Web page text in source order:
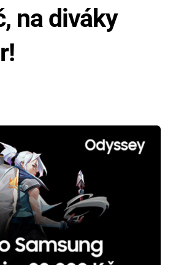
na diváky